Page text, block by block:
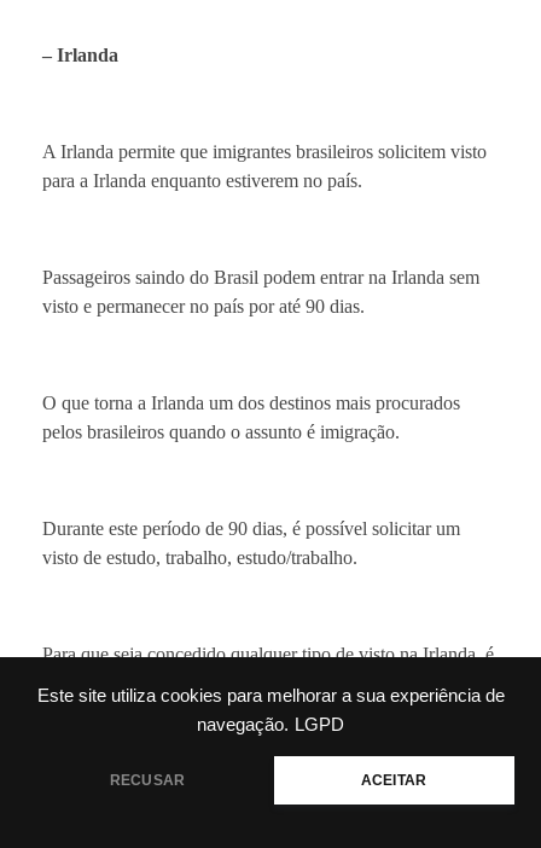
Este site utiliza cookies para melhorar a sua experiência de
navegação. LGPD
RECUSAR ACEITAR
– Irlanda
A Irlanda permite que imigrantes brasileiros solicitem visto
para a Irlanda enquanto estiverem no país.
Passageiros saindo do Brasil podem entrar na Irlanda sem
visto e permanecer no país por até 90 dias.
O que torna a Irlanda um dos destinos mais procurados
pelos brasileiros quando o assunto é imigração.
Durante este período de 90 dias, é possível solicitar um
visto de estudo, trabalho, estudo/trabalho.
Para que seja concedido qualquer tipo de visto na Irlanda, é
💬 Precisa de ajuda?